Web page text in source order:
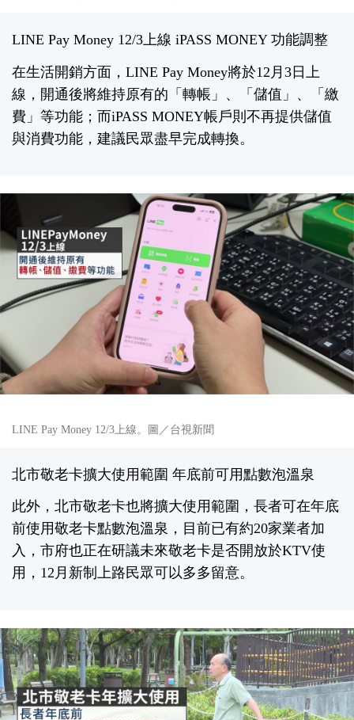
LINE Pay Money 12/3上線 iPASS MONEY 功能調整
在生活開銷方面，LINE Pay Money將於12月3日上
線，開通後將維持原有的「轉帳」、「儲值」、「繳
費」等功能；而iPASS MONEY帳戶則不再提供儲值
與消費功能，建議民眾盡早完成轉換。
LINE Pay Money 12/3上線。圖／台視新聞
北市敬老卡擴大使用範圍 年底前可用點數泡溫泉
此外，北市敬老卡也將擴大使用範圍，長者可在年底
前使用敬老卡點數泡溫泉，目前已有約20家業者加
入，市府也正在研議未來敬老卡是否開放於KTV使
用，12月新制上路民眾可以多多留意。